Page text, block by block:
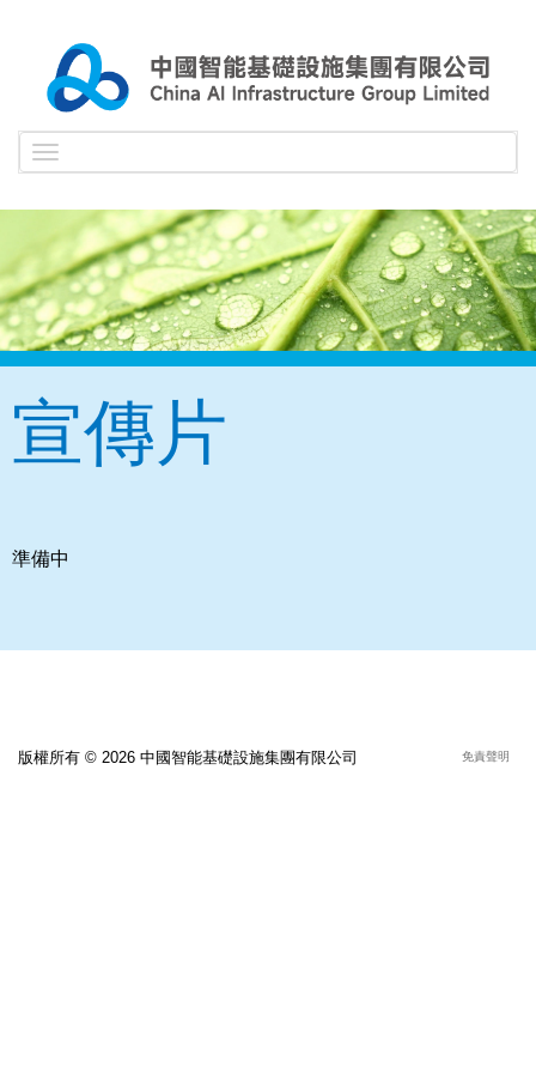
navigation
宣傳片
準備中
版權所有 © 2026 中國智能基礎設施集團有限公司 免責聲明